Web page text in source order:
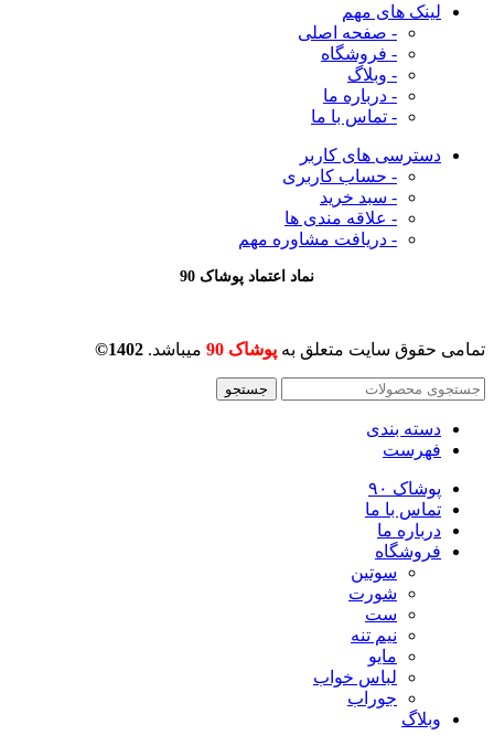
لینک های مهم
- صفحه اصلی
- فروشگاه
- وبلاگ
- درباره ما
- تماس با ما
دسترسی های کاربر
- حساب کاربری
- سبد خرید
- علاقه مندی ها
- دریافت مشاوره مهم
نماد اعتماد پوشاک 90
تمامی حقوق سایت متعلق به پوشاک 90 میباشد. 1402©
جستجو
دسته بندی
فهرست
پوشاک ۹۰
تماس با ما
درباره ما
فروشگاه
سوتین
شورت
ست
نیم تنه
مایو
لباس خواب
جوراب
وبلاگ